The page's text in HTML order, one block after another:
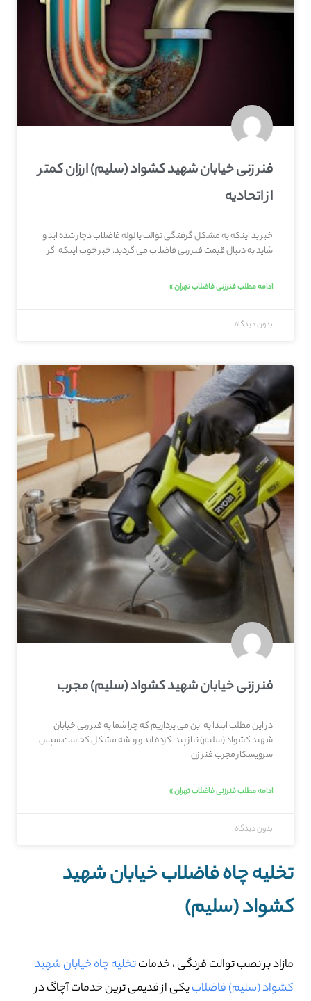
فنر زنی خیابان شهید کشواد (سلیم) ارزان کمتر
از اتحادیه
خبر بد اینکه به مشکل گرفتگی توالت یا لوله فاضلاب دچار شده اید و
شاید به دنبال قیمت فنر زنی فاضلاب می گردید. خبر خوب اینکه اگر
ادامه مطلب فنرزنی فاضلاب تهران »
بدون دیدگاه
فنر زنی خیابان شهید کشواد (سلیم) مجرب
در این مطلب ابتدا به این می پردازیم که چرا شما به فنر زنی خیابان
شهید کشواد (سلیم) نیاز پیدا کرده اید و ریشه مشکل کجاست.سپس
سرویسکار مجرب فنر زن
ادامه مطلب فنرزنی فاضلاب تهران »
بدون دیدگاه
تخلیه چاه فاضلاب خیابان شهید
کشواد (سلیم)
مازاد بر نصب توالت فرنگی ، خدماتتخلیه چاه خیابان شهید
کشواد (سلیم) فاضلابیکی از قدیمی ترین خدمات آچاگ در